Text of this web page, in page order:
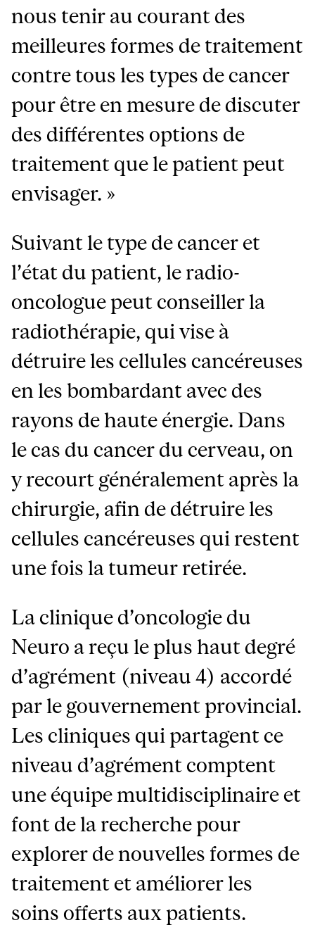
nous tenir au courant des
meilleures formes de traitement
contre tous les types de cancer
pour être en mesure de discuter
des différentes options de
traitement que le patient peut
envisager. »
Suivant le type de cancer et
l’état du patient, le radio-
oncologue peut conseiller la
radiothérapie, qui vise à
détruire les cellules cancéreuses
en les bombardant avec des
rayons de haute énergie. Dans
le cas du cancer du cerveau, on
y recourt généralement après la
chirurgie, afin de détruire les
cellules cancéreuses qui restent
une fois la tumeur retirée.
La clinique d’oncologie du
Neuro a reçu le plus haut degré
d’agrément (niveau 4) accordé
par le gouvernement provincial.
Les cliniques qui partagent ce
niveau d’agrément comptent
une équipe multidisciplinaire et
font de la recherche pour
explorer de nouvelles formes de
traitement et améliorer les
soins offerts aux patients.